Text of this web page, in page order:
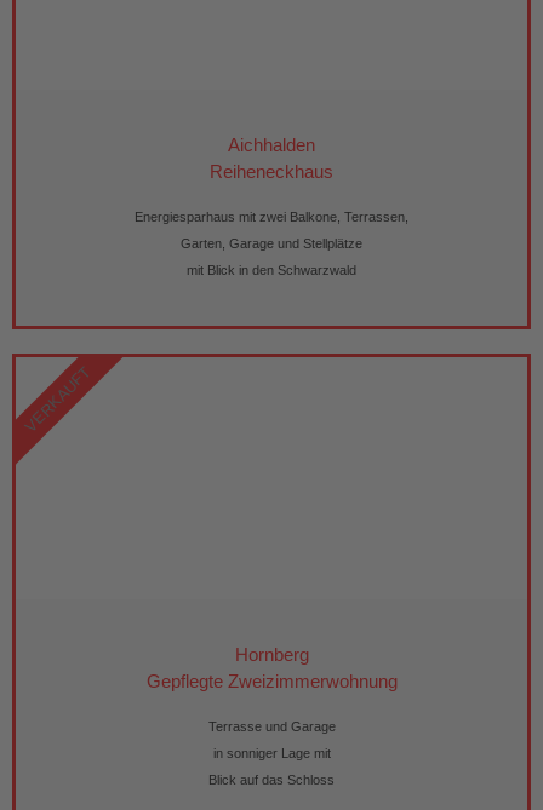
Aichhalden
Reiheneckhaus
Energiesparhaus mit zwei Balkone, Terrassen,
Garten, Garage und Stellplätze
mit Blick in den Schwarzwald
Hornberg
Gepflegte Zweizimmerwohnung
Terrasse und Garage
in sonniger Lage mit
Blick auf das Schloss
VERKAUFT